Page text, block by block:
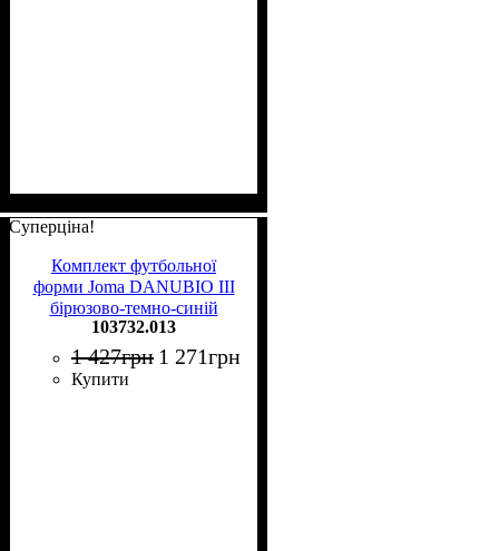
Суперціна!
Комплект футбольної
форми Joma DANUBIO III
бірюзово-темно-синій
103732.013
103732.013
1 427грн 1 271грн
Купити